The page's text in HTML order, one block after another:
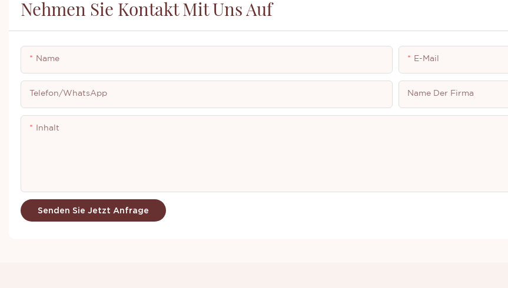
Nehmen Sie Kontakt Mit Uns Auf
Name E-Mail
Telefon/WhatsApp Name Der Firma
Inhalt
Senden Sie Jetzt Anfrage